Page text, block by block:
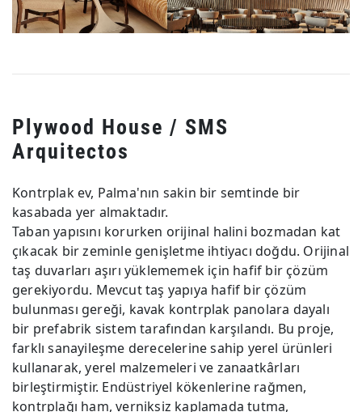
Plywood House / SMS
Arquitectos
Kontrplak ev, Palma'nın sakin bir semtinde bir
kasabada yer almaktadır.
Taban yapısını korurken orijinal halini bozmadan kat
çıkacak bir zeminle genişletme ihtiyacı doğdu. Orijinal
taş duvarları aşırı yüklememek için hafif bir çözüm
gerekiyordu. Mevcut taş yapıya hafif bir çözüm
bulunması gereği, kavak kontrplak panolara dayalı
bir prefabrik sistem tarafından karşılandı. Bu proje,
farklı sanayileşme derecelerine sahip yerel ürünleri
kullanarak, yerel malzemeleri ve zanaatkârları
birleştirmiştir. Endüstriyel kökenlerine rağmen,
kontrplağı ham, verniksiz kaplamada tutma,